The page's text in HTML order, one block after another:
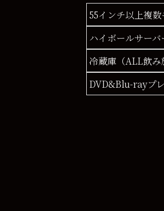
55インチ以上複
ハイボールサーバ
冷蔵庫（ALL飲み
DVD&Blu-rayプ